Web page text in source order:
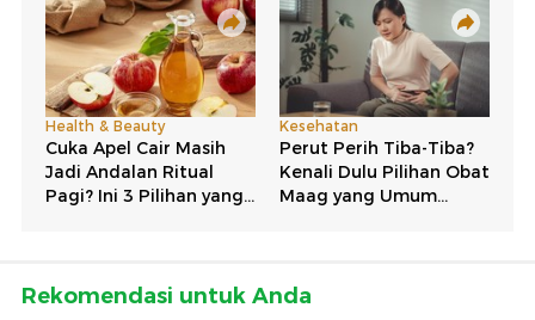
Rekomendasi untuk Anda